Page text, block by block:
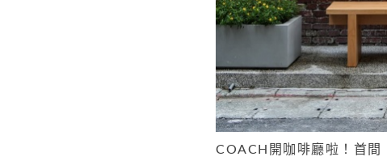
COACH開咖啡廳啦！首間